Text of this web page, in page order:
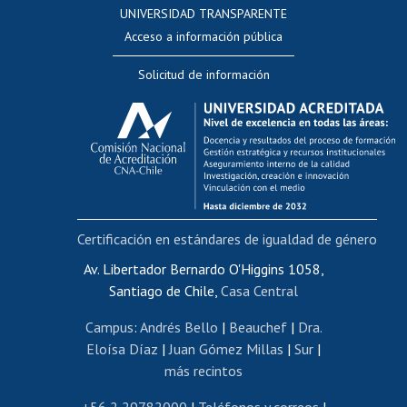
Evaluación docente
Calificación académica
Postulación al AUCAI
Funcionarias/os
Cursos internos de capacitación
Bienestar del personal
Portal de movilidad interna
Certificado de renta
Certificado de renta honorarios
Editar páginas blancas
Extranjeras/os
UNIVERSIDAD TRANSPARENTE
Acceso a información pública
Solicitud de información
Av. Libertador Bernardo O'Higgins 1058,
Santiago de Chile, Casa Central
Campus: Andrés Bello | Beauchef| Dra.
Eloísa Díaz |Juan Gómez Millas | Sur |
más recintos
Certificación en estándares de igualdad de género